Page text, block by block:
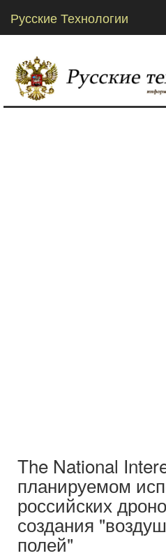
Русские Технологии
The National
планируемом
российских
создания
полей"